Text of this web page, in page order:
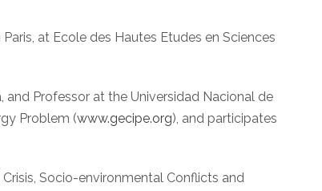
at Ecole des Hautes Etudes en Sciences
and Professor at the Universidad Nacional de
Problem (www.gecipe.org), and participates
Socio-environmental Conflicts and